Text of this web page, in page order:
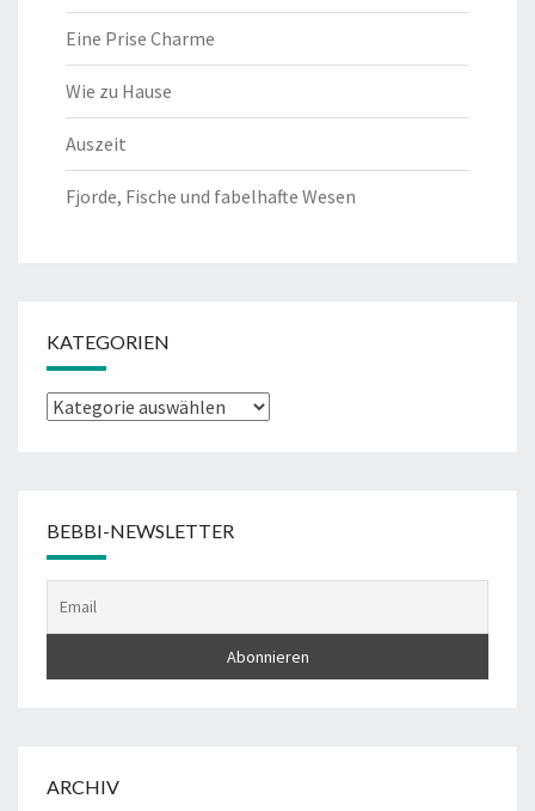
Eine Prise Charme
Wie zu Hause
Auszeit
Fjorde, Fische und fabelhafte Wesen
KATEGORIEN
Kategorien
BEBBI-NEWSLETTER
ARCHIV